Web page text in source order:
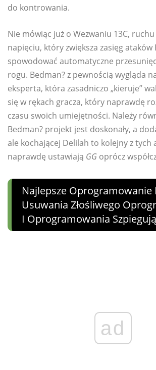
do kontrowania.
Nie mówiąc już o Wezwaniu 13C,
napięciu, który zwiększa zasięg ataków
spowodować automatyczne
rogu. Bedman? z pewnością wygląda
eksperta, która zasadniczo „kieruje”
się w rękach gracza, który naprawdę
czasu swoich umiejętności. Należy
Bedman? projekt jest doskonały, a
ale kochającej Delilah to kolejny z tych
naprawdę ustawiają GG oprócz
Najlepsze Oprogramowanie
Usuwania Złośliwego
I Oprogramowania
ad